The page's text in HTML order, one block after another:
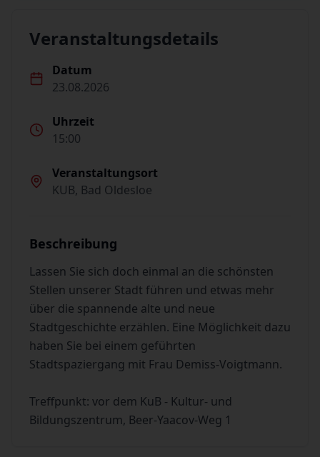
Veranstaltungsdetails
Datum
23.08.2026
Uhrzeit
15:00
Veranstaltungsort
KUB, Bad Oldesloe
Beschreibung
Lassen Sie sich doch einmal an die schönsten
Stellen unserer Stadt führen und etwas mehr
über die spannende alte und neue
Stadtgeschichte erzählen. Eine Möglichkeit dazu
haben Sie bei einem geführten
Stadtspaziergang mit Frau Demiss-Voigtmann.
Treffpunkt: vor dem KuB - Kultur- und
Bildungszentrum, Beer-Yaacov-Weg 1